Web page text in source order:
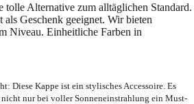
tolle Alternative zum alltäglichen Standard.
Geschenk geeignet. Wir bieten
Niveau. Einheitliche Farben in
Diese Kappe ist ein stylisches Accessoire. Es
nur bei voller Sonneneinstrahlung ein Must-